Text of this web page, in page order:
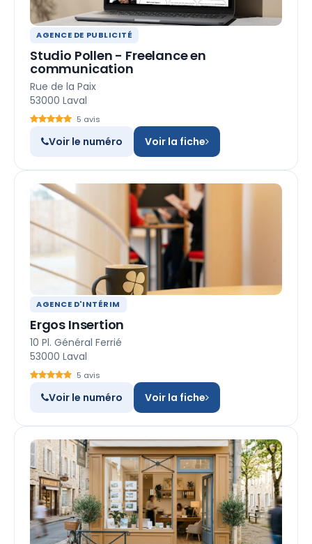
AGENCE DE PUBLICITÉ
Studio Pollen - Freelance en
communication
Rue de la Paix
53000 Laval
5 avis
Voir le numéro Voir la fiche
AGENCE D'INTÉRIM
Ergos Insertion
10 Pl. Général Ferrié
53000 Laval
5 avis
Voir le numéro Voir la fiche